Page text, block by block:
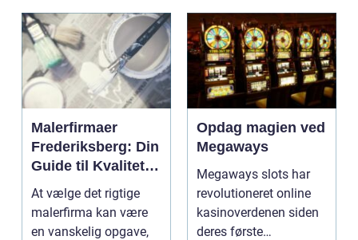
Malerfirmaer
Frederiksberg: Din
Guide til Kvalitet
og Service
At vælge det rigtige
malerfirma kan være
en vanskelig opgave,
Opdag magien ved
Megaways
Megaways slots har
revolutioneret online
kasinoverdenen siden
deres første